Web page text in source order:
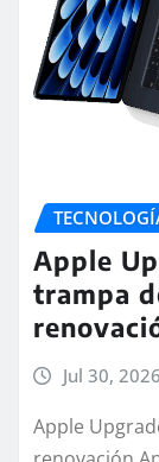
Apple
trampa
Jul 30, 2026
Apple